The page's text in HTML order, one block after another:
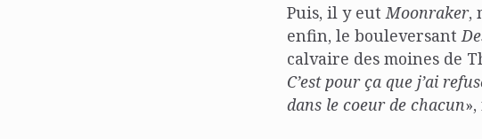
Puis, il y eut Moonraker,
enfin, le bouleversant
calvaire des moines de
C’est pour ça que j’ai
dans le coeur de chacun